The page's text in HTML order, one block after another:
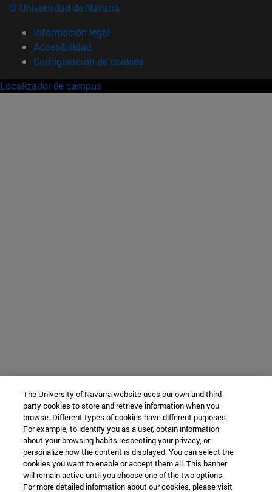
© Universidad de Navarra
Información legal
Accesibilidad
Configuración de cookies
Localizador de campus
The University of Navarra website uses our own and third-
party cookies to store and retrieve information when you
browse. Different types of cookies have different purposes.
For example, to identify you as a user, obtain information
about your browsing habits respecting your privacy, or
personalize how the content is displayed. You can select the
cookies you want to enable or accept them all. This banner
will remain active until you choose one of the two options.
For more detailed information about our cookies, please visit